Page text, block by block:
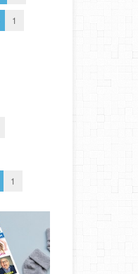
1
1